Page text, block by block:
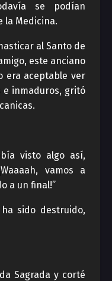
se podían
la Medicina.
al Santo de
este anciano
era aceptable ver
e inmaduros, gritó
visto algo así,
vamos a
a un final!”
sido destruido,
Sagrada y corté